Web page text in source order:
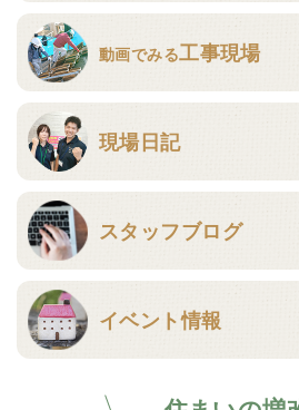
動画でみる工事現場
現場日記
スタッフブログ
イベント情報